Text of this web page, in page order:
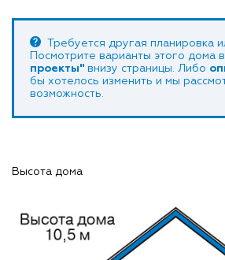
Требуется другая планировка
Посмотрите варианты этого дома
проекты" внизу страницы. Либо
бы хотелось изменить и мы
возможность.
Высота дома